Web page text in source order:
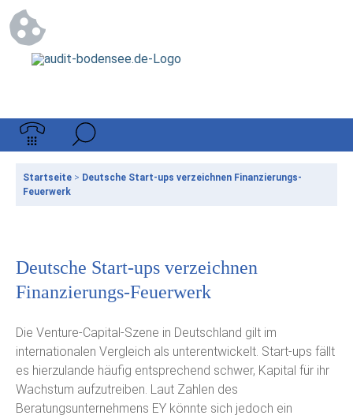
Startseite > Deutsche Start-ups verzeichnen Finanzierungs-
Feuerwerk
Deutsche Start-ups verzeichnen
Finanzierungs-Feuerwerk
Die Venture-Capital-Szene in Deutschland gilt im
internationalen Vergleich als unterentwickelt. Start-ups fällt
es hierzulande häufig entsprechend schwer, Kapital für ihr
Wachstum aufzutreiben. Laut Zahlen des
Beratungsunternehmens EY könnte sich jedoch ein